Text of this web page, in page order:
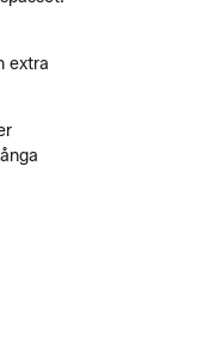
extra